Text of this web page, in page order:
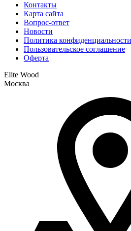
Контакты
Карта сайта
Вопрос-ответ
Новости
Политика конфиденциальности
Пользовательское соглашение
Оферта
Elite Wood
Москва